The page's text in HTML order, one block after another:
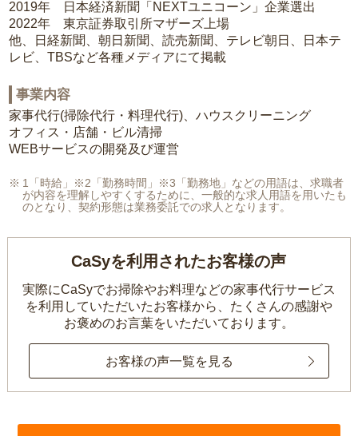
2019年 日本経済新聞「NEXTユニコーン」企業選出
2022年 東京証券取引所マザーズ上場
他、日経新聞、朝日新聞、読売新聞、テレビ朝日、日本テ
レビ、TBSなど各種メディアにて掲載
事業内容
家事代行(掃除代行・料理代行)、ハウスクリーニング
オフィス・店舗・ビル清掃
WEBサービスの開発及び運営
1「時給」※2「勤務時間」※3「勤務地」などの用語は、求職者
が内容を理解しやすくするために、一般的な求人用語を用いたも
のとなり、契約形態は業務委託での求人となります。
CaSyを利用されたお客様の声
実際にCaSyでお掃除やお料理などの家事代行サービス
を利用していただいたお客様から、 たくさんの感謝や
お褒めのお言葉をいただいております。
お客様の声一覧を見る